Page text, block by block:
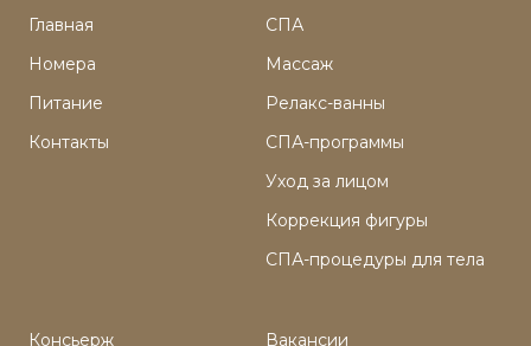
Главная
Номера
Питание
Контакты
СПА
Массаж
Релакс-ванны
СПА-программы
Уход за лицом
Коррекция фигуры
СПА-процедуры для тела
Консьерж
Вакансии